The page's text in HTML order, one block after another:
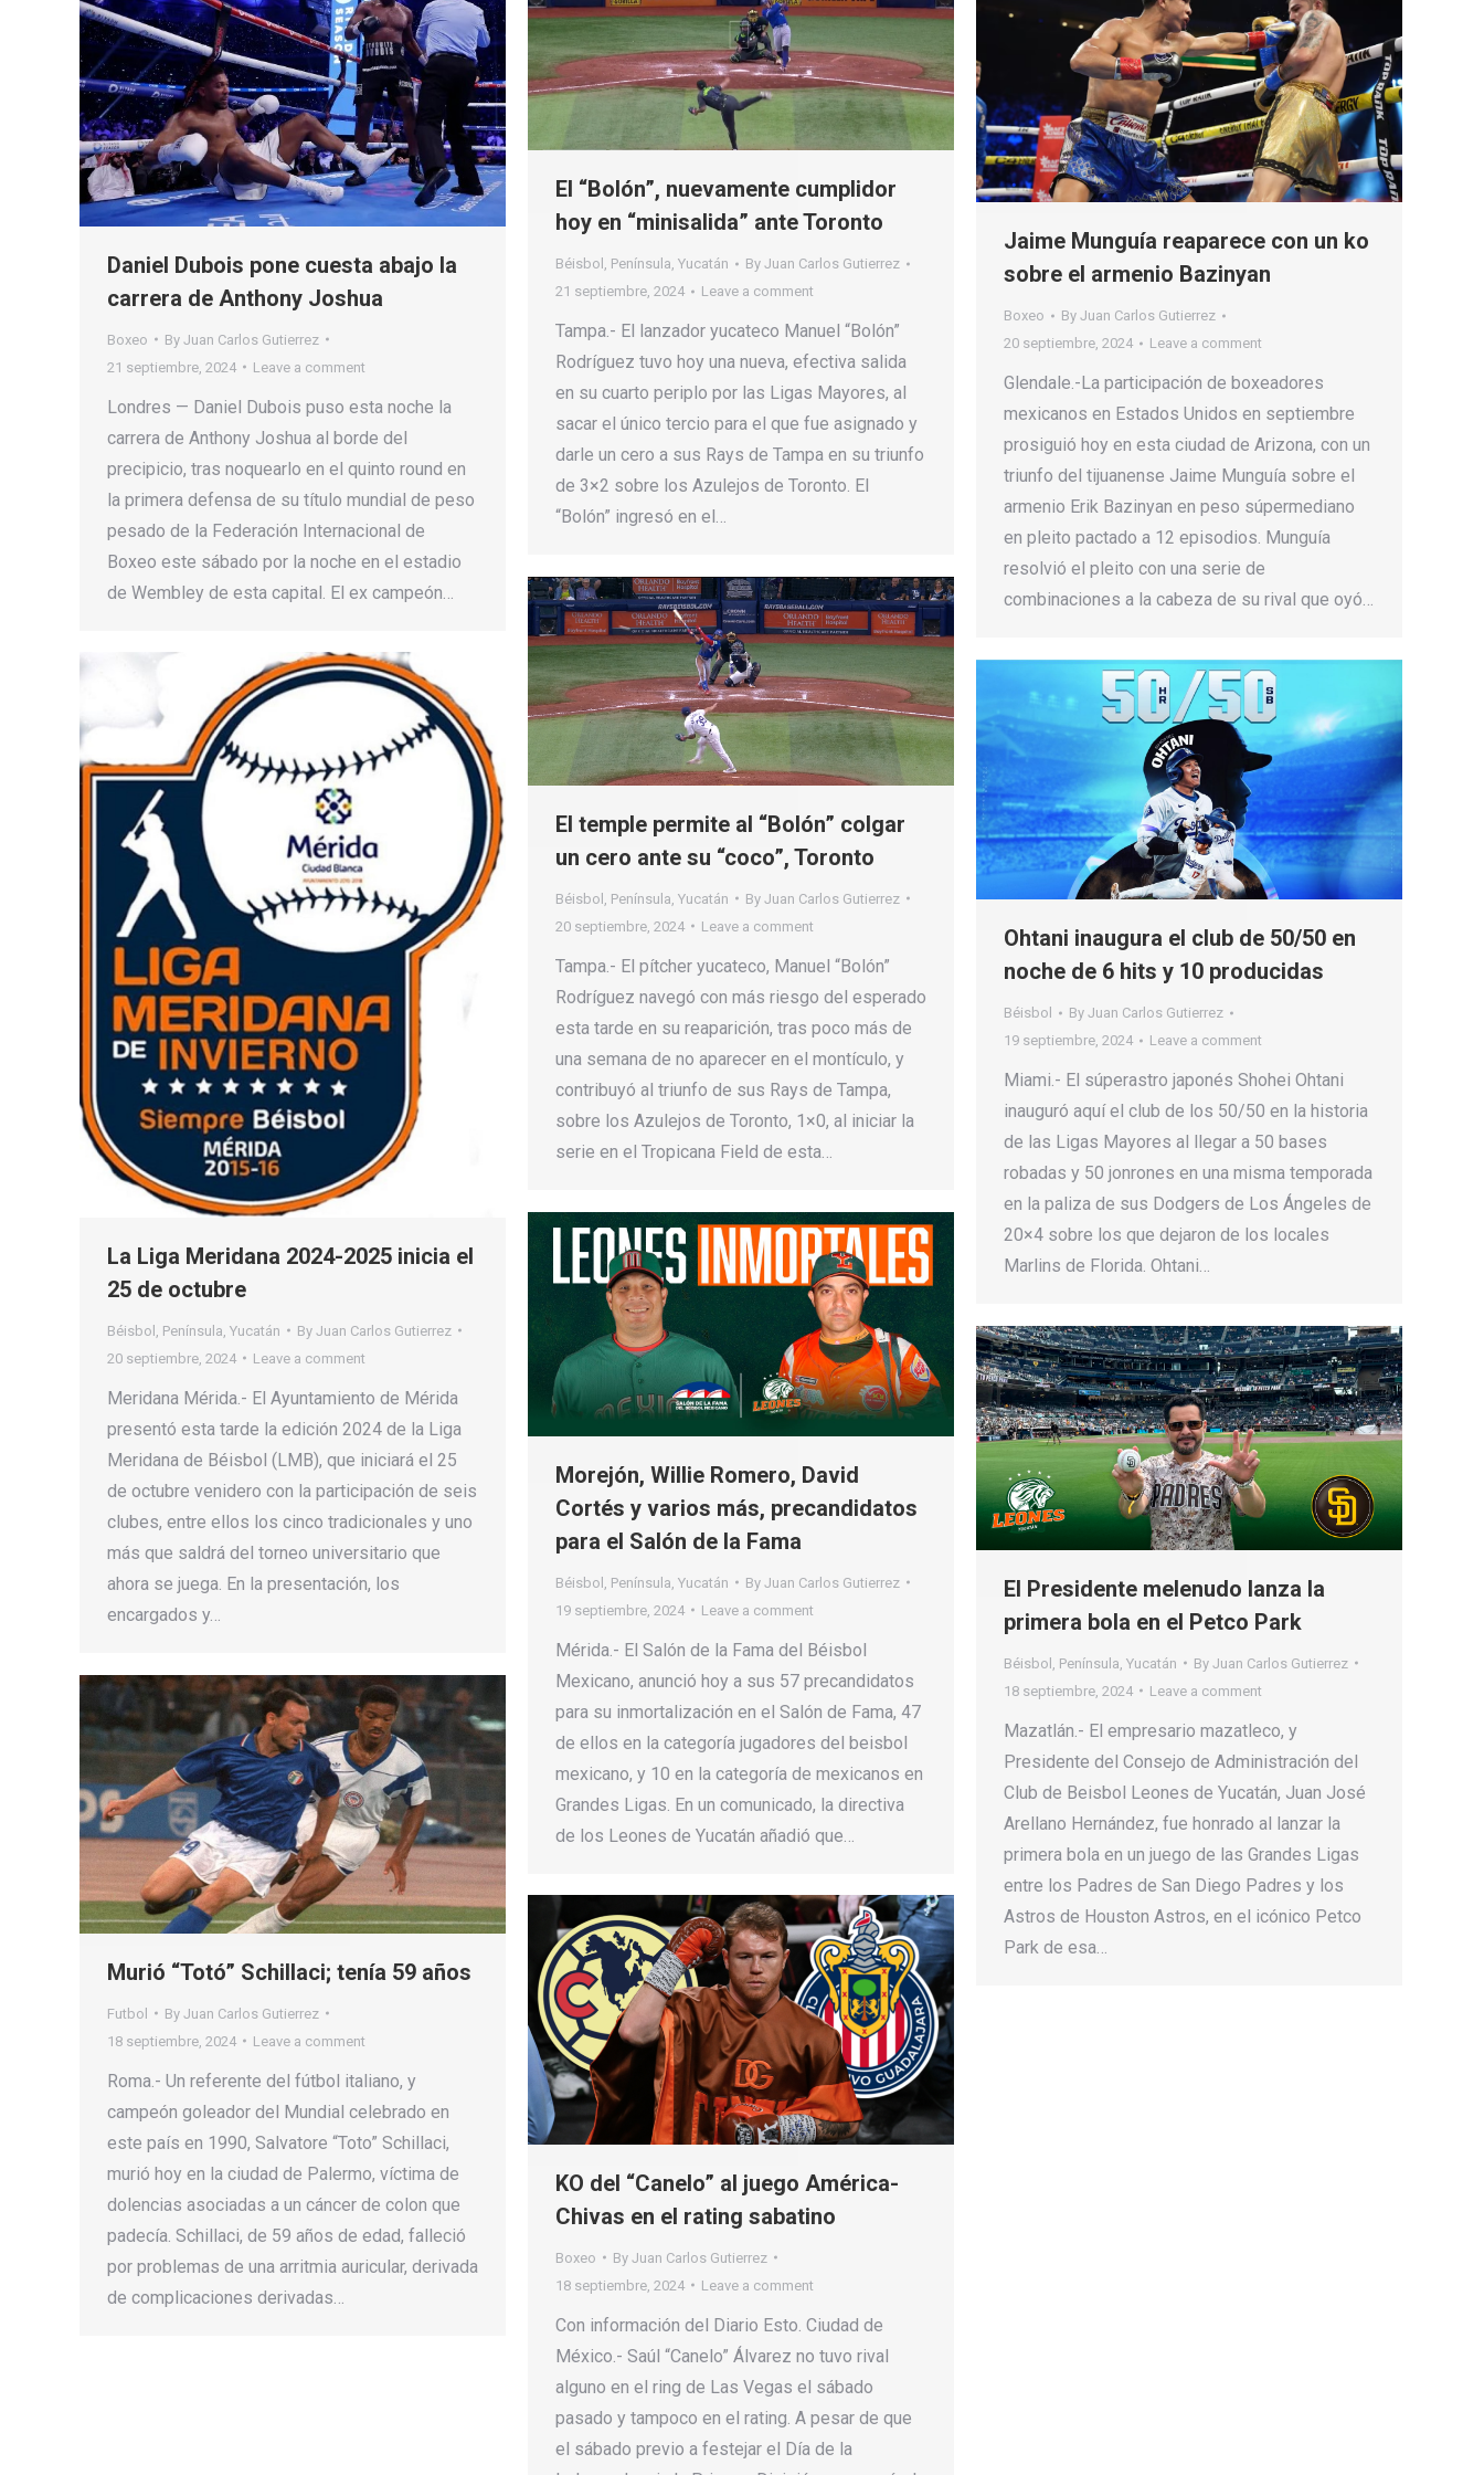
Daniel Dubois pone cuesta abajo la
carrera de Anthony Joshua
Boxeo By Juan Carlos Gutierrez
21 septiembre, 2024
Leave a comment
Londres — Daniel Dubois puso esta noche la
carrera de Anthony Joshua al borde del
precipicio, tras noquearlo en el quinto round en
la primera defensa de su título mundial de peso
pesado de la Federación Internacional de
Boxeo este sábado por la noche en el estadio
de Wembley de esta capital. El ex campeón…
El “Bolón”, nuevamente cumplidor
hoy en “minisalida” ante Toronto
Béisbol , Península, Yucatán By Juan Carlos Gutierrez
21 septiembre, 2024
Leave a comment
Tampa.- El lanzador yucateco Manuel “Bolón”
Rodríguez tuvo hoy una nueva, efectiva salida
en su cuarto periplo por las Ligas Mayores, al
sacar el único tercio para el que fue asignado y
darle un cero a sus Rays de Tampa en su triunfo
de 3×2 sobre los Azulejos de Toronto. El
“Bolón” ingresó en el…
Jaime Munguía reaparece con un ko
sobre el armenio Bazinyan
Boxeo By Juan Carlos Gutierrez
20 septiembre, 2024
Leave a comment
Glendale.-La participación de boxeadores
mexicanos en Estados Unidos en septiembre
prosiguió hoy en esta ciudad de Arizona, con un
triunfo del tijuanense Jaime Munguía sobre el
armenio Erik Bazinyan en peso súpermediano
en pleito pactado a 12 episodios. Munguía
resolvió el pleito con una serie de
combinaciones a la cabeza de su rival que oyó…
El temple permite al “Bolón” colgar
un cero ante su “coco”, Toronto
Béisbol Península Yucatán By Juan Carlos Gutierrez
20 septiembre, 2024
Leave a comment
Tampa.- El pítcher yucateco, Manuel “Bolón”
Rodríguez navegó con más riesgo del esperado
esta tarde en su reaparición, tras poco más de
una semana de no aparecer en el montículo, y
contribuyó al triunfo de sus Rays de Tampa,
sobre los Azulejos de Toronto, 1×0, al iniciar la
serie en el Tropicana Field de esta…
La Liga Meridana 2024-2025 inicia el
25 de octubre
Béisbol Península Yucatán By Juan Carlos Gutierrez
20 septiembre, 2024
Leave a comment
Meridana Mérida.- El Ayuntamiento de Mérida
presentó esta tarde la edición 2024 de la Liga
Meridana de Béisbol (LMB), que iniciará el 25
de octubre venidero con la participación de seis
clubes, entre ellos los cinco tradicionales y uno
más que saldrá del torneo universitario que
ahora se juega. En la presentación, los
encargados y…
Ohtani inaugura el club de 50/50 en
noche de 6 hits y 10 producidas
Béisbol By Juan Carlos Gutierrez
19 septiembre, 2024
Leave a comment
Miami.- El súperastro japonés Shohei Ohtani
inauguró aquí el club de los 50/50 en la historia
de las Ligas Mayores al llegar a 50 bases
robadas y 50 jonrones en una misma temporada
en la paliza de sus Dodgers de Los Ángeles de
20×4 sobre los que dejaron de los locales
Marlins de Florida. Ohtani…
Morejón, Willie Romero, David
Cortés y varios más, precandidatos
para el Salón de la Fama
Béisbol Península Yucatán By Juan Carlos Gutierrez
19 septiembre, 2024
Leave a comment
Mérida.- El Salón de la Fama del Béisbol
Mexicano, anunció hoy a sus 57 precandidatos
para su inmortalización en el Salón de Fama, 47
de ellos en la categoría jugadores del beisbol
mexicano, y 10 en la categoría de mexicanos en
Grandes Ligas. En un comunicado, la directiva
de los Leones de Yucatán añadió que…
El Presidente melenudo lanza la
primera bola en el Petco Park
Béisbol Península Yucatán By Juan Carlos Gutierrez
18 septiembre, 2024
Leave a comment
Mazatlán.- El empresario mazatleco, y
Presidente del Consejo de Administración del
Club de Beisbol Leones de Yucatán, Juan José
Arellano Hernández, fue honrado al lanzar la
primera bola en un juego de las Grandes Ligas
entre los Padres de San Diego Padres y los
Astros de Houston Astros, en el icónico Petco
Park de esa…
Murió “Totó” Schillaci; tenía 59 años
Futbol By Juan Carlos Gutierrez
18 septiembre, 2024
Leave a comment
Roma.- Un referente del fútbol italiano, y
campeón goleador del Mundial celebrado en
este país en 1990, Salvatore “Toto” Schillaci,
murió hoy en la ciudad de Palermo, víctima de
dolencias asociadas a un cáncer de colon que
padecía. Schillaci, de 59 años de edad, falleció
por problemas de una arritmia auricular, derivada
de complicaciones derivadas…
KO del “Canelo” al juego América-
Chivas en el rating sabatino
Boxeo By Juan Carlos Gutierrez
18 septiembre, 2024
Leave a comment
Con información del Diario Esto. Ciudad de
México.- Saúl “Canelo” Álvarez no tuvo rival
alguno en el ring de Las Vegas el sábado
pasado y tampoco en el rating. A pesar de que
el sábado previo a festejar el Día de la